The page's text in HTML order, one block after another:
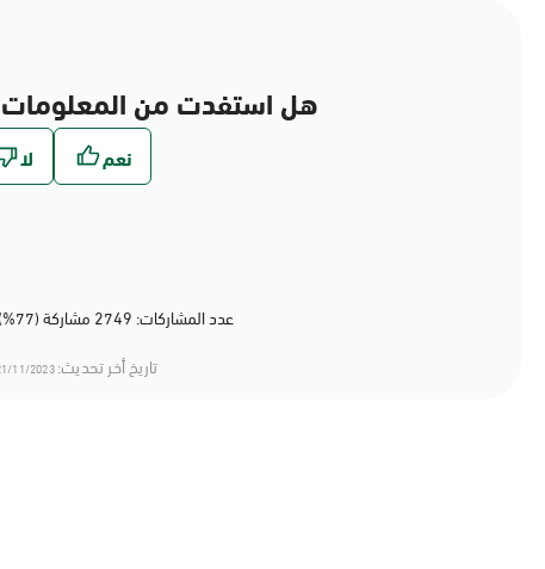
هل استفدت من
عدد المشاركات: 2749 مشاركة (77%) أعجبهم المحتوى
تاريخ أخر تحديث:11/2023 18:11